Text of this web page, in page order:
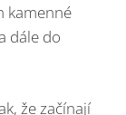
kamenné
dále do
že začínají